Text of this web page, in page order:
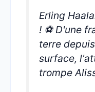
Erling
! ⚽️ D'une
terre
surface,
trompe